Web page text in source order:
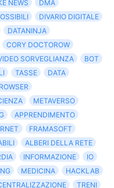
NEWS
DMA
DIVARIO DIGITALE
DATANINJA
CORY DOCTOROW
SORVEGLIANZA
BOT
TASSE
DATA
METAVERSO
APPRENDIMENTO
FRAMASOFT
ALBERI DELLA RETE
INFORMAZIONE
IO
MEDICINA
HACKLAB
TRENI